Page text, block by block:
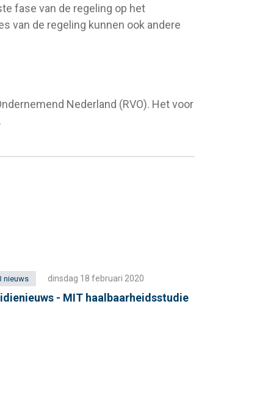
fase van de regeling op het
van de regeling kunnen ook andere
Nederland (RVO). Het voor
nieuws dinsdag 18 februari 2020
- MIT haalbaarheidsstudie